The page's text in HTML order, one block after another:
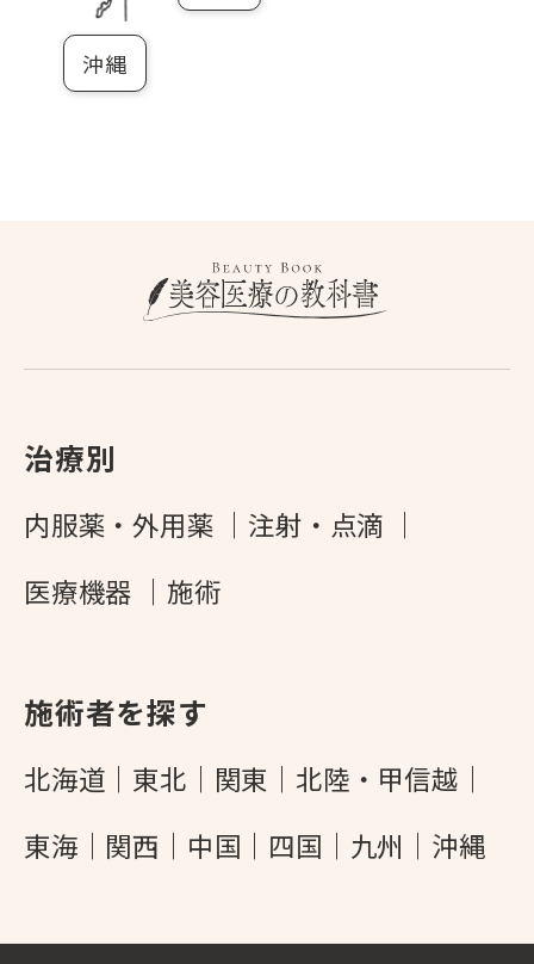
沖縄
治療別
内服薬・外用薬
注射・点滴
医療機器
施術
施術者を探す
北海道 東北 関東
北陸・甲信越
東海
関西 中国 四国 九州 沖縄